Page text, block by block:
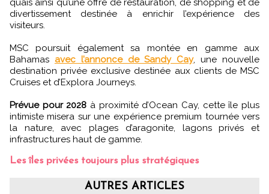
quais ainsi qu’une offre de restauration, de shopping et de
divertissement destinée à enrichir l’expérience des
visiteurs.
MSC poursuit également sa montée en gamme aux
Bahamas avec l’annonce de Sandy Cay, une nouvelle
destination privée exclusive destinée aux clients de MSC
Cruises et d’Explora Journeys.
Prévue pour 2028 à proximité d’Ocean Cay, cette île plus
intimiste misera sur une expérience premium tournée vers
la nature, avec plages d’aragonite, lagons privés et
infrastructures haut de gamme.
Les îles privées toujours plus stratégiques
AUTRES ARTICLES